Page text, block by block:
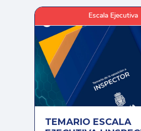
Escala Ejecutiva
TEMARIO ESCALA